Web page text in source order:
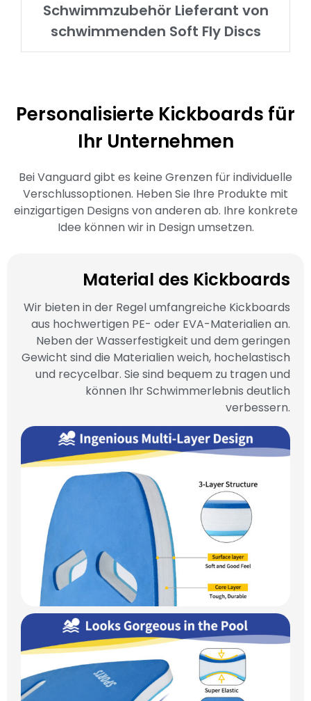
Schwimmzubehör Lieferant von
schwimmenden Soft Fly Discs
Personalisierte Kickboards für
Ihr Unternehmen
Bei Vanguard gibt es keine Grenzen für individuelle
Verschlussoptionen. Heben Sie Ihre Produkte mit
einzigartigen Designs von anderen ab. Ihre konkrete
Idee können wir in Design umsetzen.
Material des Kickboards
Wir bieten in der Regel umfangreiche Kickboards
aus hochwertigen PE- oder EVA-Materialien an.
Neben der Wasserfestigkeit und dem geringen
Gewicht sind die Materialien weich, hochelastisch
und recycelbar. Sie sind bequem zu tragen und
können Ihr Schwimmerlebnis deutlich
verbessern.